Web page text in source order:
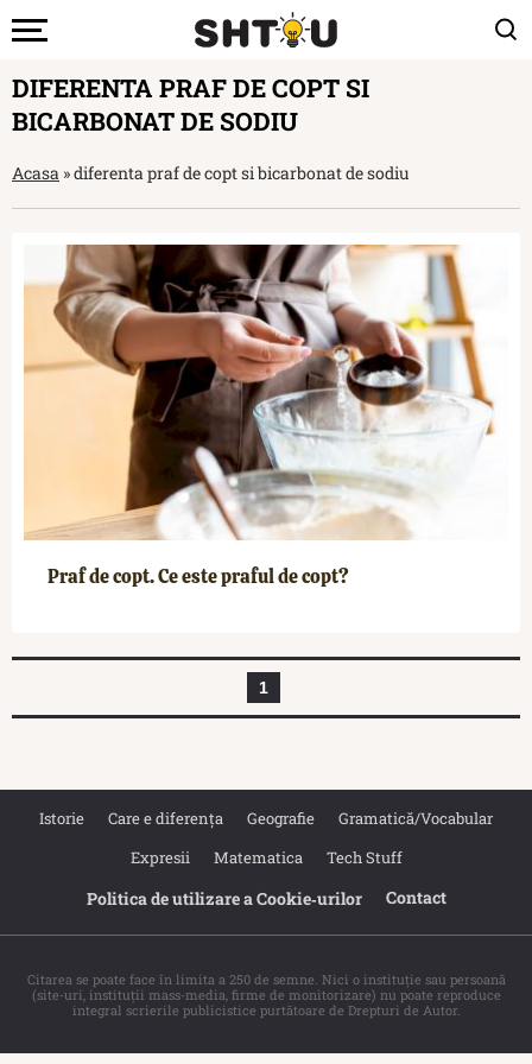
DIFERENTA PRAF DE COPT SI
BICARBONAT DE SODIU
Acasa »diferenta praf de copt si bicarbonat de sodiu
Praf de copt. Ce este praful de copt?
1
Istorie Care e diferența Geografie
Gramatică/Vocabular
Expresii
Matematica Tech Stuff
Politica de utilizare a Cookie‐urilor Contact
Citarea se poate face în limita a 250 de semne. Nici o instituţie sau persoană
(site-uri, instituţii mass-media, firme de monitorizare) nu poate reproduce
integral scrierile publicistice purtătoare de Drepturi de Autor.